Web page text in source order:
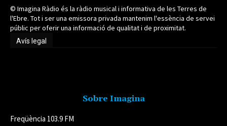
© Imagina Ràdio és la ràdio musical i informativa de les Terres de
l'Ebre. Tot i ser una emissora privada mantenim l'essència de servei
públic per oferir una informació de qualitat i de proximitat.
Avís legal
Sobre Imagina
Freqüència 103.9 FM